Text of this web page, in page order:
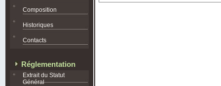
Composition
Historiques
Contacts
Réglementation
Extrait du Statut
Général